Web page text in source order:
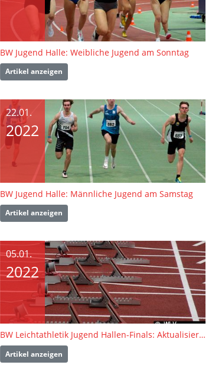
BW Jugend Halle: Weibliche Jugend am Sonntag
Artikel anzeigen
22.01.
2022
BW Jugend Halle: Männliche Jugend am Samstag
Artikel anzeigen
05.01.
2022
BW Leichtathletik Jugend Hallen-Finals: Aktualisierte Ausschreibung!
Artikel anzeigen